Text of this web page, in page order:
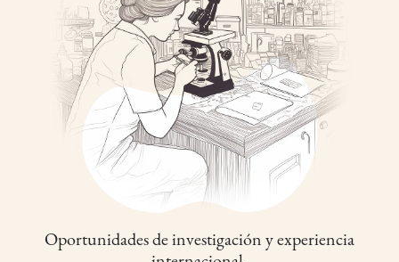
Oportunidades de investigación y experiencia